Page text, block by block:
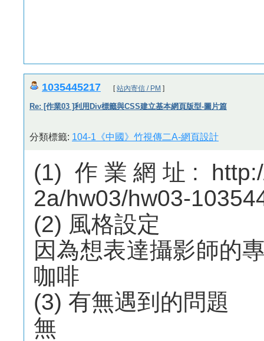
1035445217 [站內寄信 / PM ]
Re: [作業03 ]利用Div標籤與CSS建立基本網頁版型-圖片篇
分類標籤: 104-1《中國》竹視傳二A-網頁設計
(1) 作業網址: http://
2a/hw03/hw03-
(2) 風格設定
因為想表達攝影師的
咖啡
(3) 有無遇到的問題
無